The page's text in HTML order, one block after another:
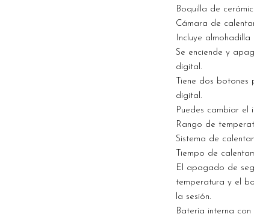
Boquilla de
Cámara de
Incluye
Se enciende y
digital.
Tiene dos
digital.
Puedes cambiar el
Rango de
Sistema de
Tiempo de
El apagado de
temperatura y el
la sesión.
Batería interna